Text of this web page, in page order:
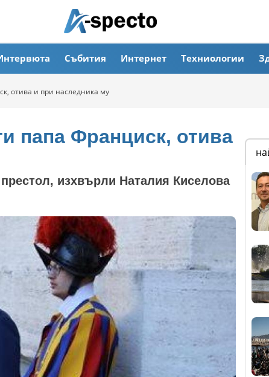
Събития Интернет Техниологии
отива и при наследника му
папа Франциск, отива
изхвърли Наталия Киселова